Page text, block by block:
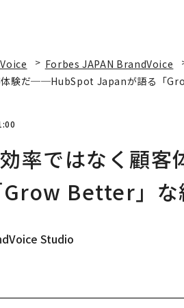
Forbes JAPAN BrandVoice
体験だ──HubSpot Japanが語る「
率ではなく顧
Better」な
Studio